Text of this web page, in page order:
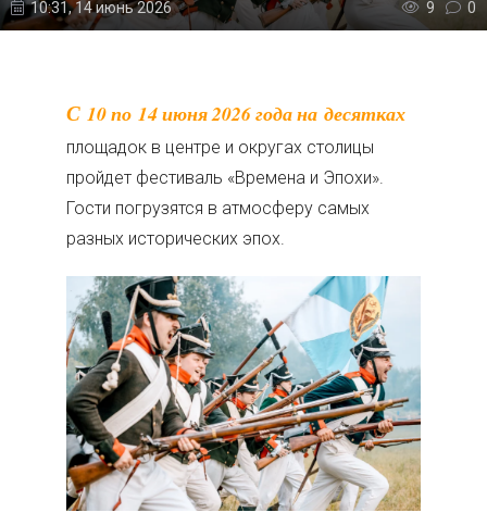
10:31, 14 июнь 2026 9 0
С 10 по 14 июня 2026 года на десятках
площадок в центре и округах столицы
пройдет фестиваль «Времена и Эпохи».
Гости погрузятся в атмосферу самых
разных исторических эпох.